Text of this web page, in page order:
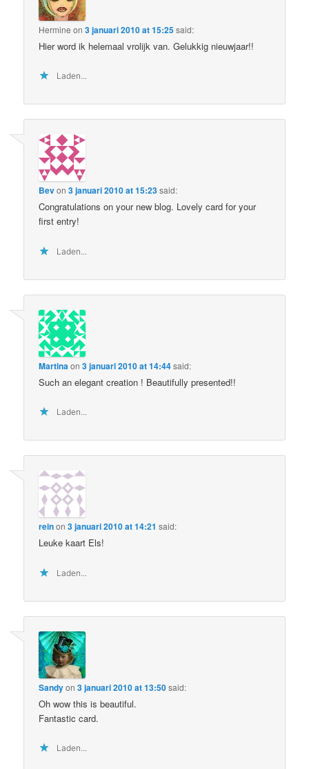
Hermine on3 januari 2010 at 15:25said:
Hier word ik helemaal vrolijk van. Gelukkig nieuwjaar!!
Laden...
Bevon3 januari 2010 at 15:23said:
Congratulations on your new blog. Lovely card for your
first entry!
Laden...
Martinaon3 januari 2010 at 14:44said:
Such an elegant creation ! Beautifully presented!!
Laden...
reinon3 januari 2010 at 14:21 said:
Leuke kaart Els!
Laden...
Sandyon3 januari 2010 at 13:50said:
Oh wow this is beautiful.
Fantastic card.
Laden...